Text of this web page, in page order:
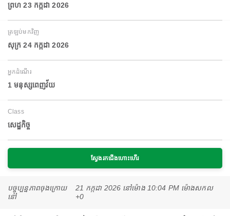
ព្រហ 23 កក្កដា 2026
ត្រឡប់មកវិញ
សុក្រ 24 កក្កដា 2026
អ្នកដំណើរ
1 មនុស្សពេញវ័យ
Class
សេដ្ឋកិច្ច
ស្វែងរកជើងហោះហើរ
បច្ចុប្បន្នភាពចុងក្រោយ
នៅ
21 កក្កដា 2026 នៅ​ម៉ោង 10:04 PM ម៉ោង​សកល
+0